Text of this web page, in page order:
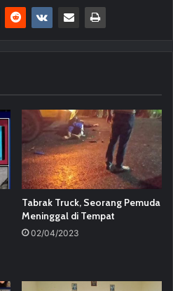
Tabrak Truck, Seorang Pemuda
Meninggal di Tempat
02/04/2023